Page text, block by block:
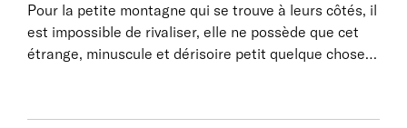
Pour la petite montagne qui se trouve à leurs côtés, il
est impossible de rivaliser, elle ne possède que cet
étrange, minuscule et dérisoire petit quelque chose…